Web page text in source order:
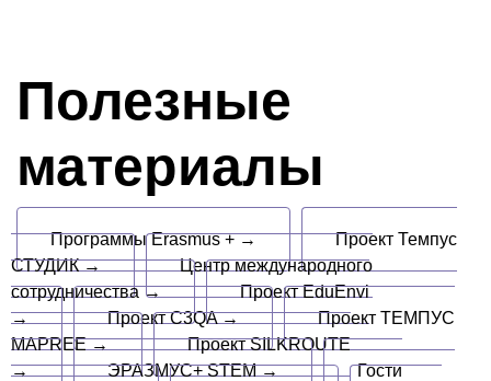
Полезные
материалы
Программы Erasmus + →
Проект Темпус
СТУДИК →
Центр международного
сотрудничества →
Проект EduEnvi
→
Проект C3QA →
Проект ТЕМПУС
MAPREE →
Проект SILKROUTE
→
ЭРАЗМУС+ STEM →
Гости